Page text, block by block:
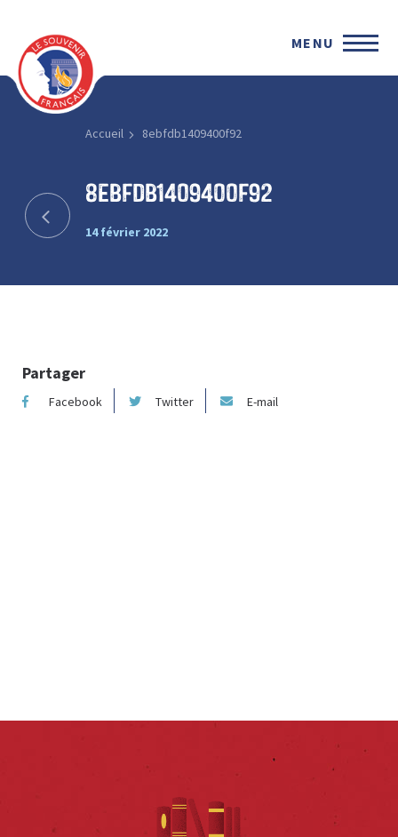
MENU
Accueil 8ebfdb1409400f92
8ebfdb1409400f92
14 février 2022
Partager
Facebook Twitter E-mail